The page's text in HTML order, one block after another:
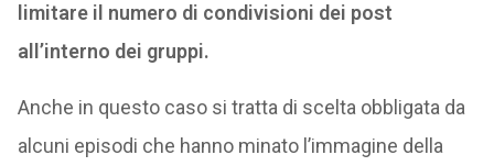
limitare il numero di condivisioni dei post
all’interno dei gruppi.
Anche in questo caso si tratta di scelta obbligata da
alcuni episodi che hanno minato l’immagine della